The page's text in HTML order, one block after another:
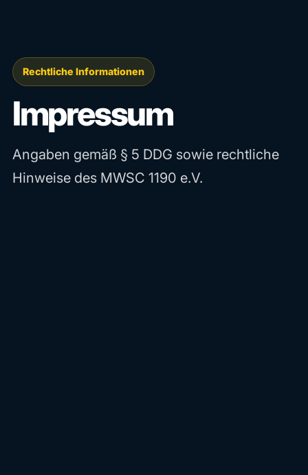
Rechtliche Informationen
Impressum
Angaben gemäß § 5 DDG sowie rechtliche
Hinweise des MWSC 1190 e.V.